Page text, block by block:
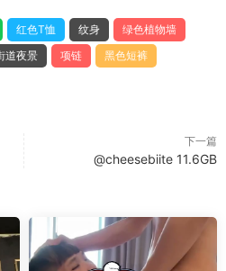
间的运动短裤，脚上黑色皮鞋踏
显出强健体魄。 身材挺拔而有
明，胸膛宽阔结实。背景环境时
始终保持着自信姿态，手中手机
更衣室的木质储物柜旁，他坐于长
肩膀轮廓，黑色皮靴踩在地面，
射进房间，在墙面上投下斑驳光
红色T恤 纹身
绿色植物墙
道夜景 项链 黑色短裤
下一篇
@cheesebiite 11.6GB